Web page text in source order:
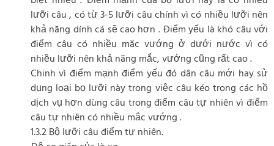
lưỡi câu , có từ 3-5 lưỡi câu chính vì có nhiều lưỡi nên
khả năng dính cá sẽ cao hơn . Điểm yếu là khó câu với
điểm câu có nhiều măc vướng ở dưới nước vì có
nhiều lưỡi nên khả năng mắc, vướng cũng rất cao .
Chinh vì điểm mạnh điểm yếu đó dân câu mới hay sử
dụng loại bọ lưỡi này trong việc câu kéo trong các hồ
dịch vụ hơn dùng câu trong điểm câu tự nhiên vì điểm
câu tự nhiên có nhiều mắc vướng .
1.3.2 Bộ lưỡi câu điểm tự nhiên.